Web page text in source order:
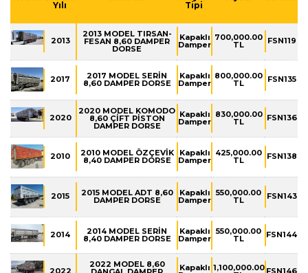
Yılı
Tipi
2013
2013 MODEL TIRSAN-
FESAN 8,60 DAMPER
DORSE
Kapaklı
Damper
700,000.00
TL FSN119
2017 2017 MODEL SERİN
8,60 DAMPER DORSE
Kapaklı
Damper
800,000.00
TL FSN135
2020
2020 MODEL KOMODO
8,60 ÇİFT PİSTON
DAMPER DORSE
Kapaklı
Damper
830,000.00
TL FSN136
2010 2010 MODEL ÖZÇEVİK
8,40 DAMPER DORSE
Kapaklı
Damper
425,000.00
TL FSN138
2015 2015 MODEL ADT 8,60
DAMPER DORSE
Kapaklı
Damper
550,000.00
TL FSN143
2014 2014 MODEL SERİN
8,40 DAMPER DORSE
Kapaklı
Damper
550,000.00
TL FSN144
2022
2022 MODEL 8,60 Kapaklı 1,100,000.00 FSN146